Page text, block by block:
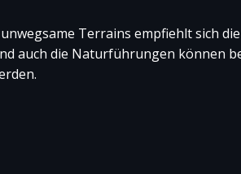
Terrains empfiehlt sich
auch die Naturführungen können